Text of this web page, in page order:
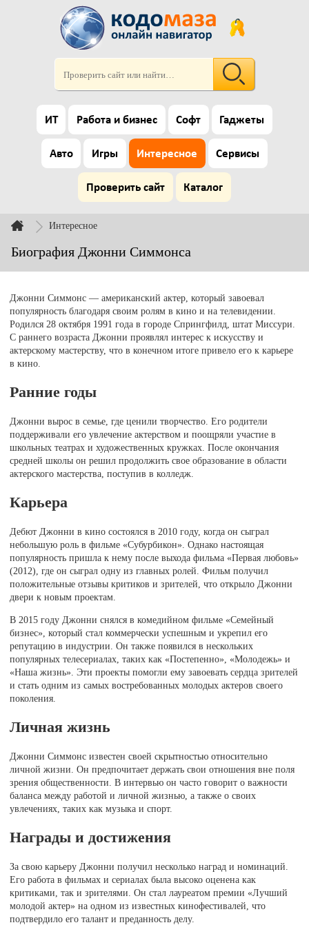
ИТ Работа и бизнес Софт Гаджеты
Авто Игры Интересное Сервисы
Проверить сайт Каталог
Интересное
Биография Джонни Симмонса
Джонни Симмонс — американский актер, который завоевал
популярность благодаря своим ролям в кино и на телевидении.
Родился 28 октября 1991 года в городе Спрингфилд, штат Миссури.
С раннего возраста Джонни проявлял интерес к искусству и
актерскому мастерству, что в конечном итоге привело его к карьере
в кино.
Ранние годы
Джонни вырос в семье, где ценили творчество. Его родители
поддерживали его увлечение актерством и поощряли участие в
школьных театрах и художественных кружках. После окончания
средней школы он решил продолжить свое образование в области
актерского мастерства, поступив в колледж.
Карьера
Дебют Джонни в кино состоялся в 2010 году, когда он сыграл
небольшую роль в фильме «Субурбикон». Однако настоящая
популярность пришла к нему после выхода фильма «Первая любовь»
(2012), где он сыграл одну из главных ролей. Фильм получил
положительные отзывы критиков и зрителей, что открыло Джонни
двери к новым проектам.
В 2015 году Джонни снялся в комедийном фильме «Семейный
бизнес», который стал коммерчески успешным и укрепил его
репутацию в индустрии. Он также появился в нескольких
популярных телесериалах, таких как «Постепенно», «Молодежь» и
«Наша жизнь». Эти проекты помогли ему завоевать сердца зрителей
и стать одним из самых востребованных молодых актеров своего
поколения.
Личная жизнь
Джонни Симмонс известен своей скрытностью относительно
личной жизни. Он предпочитает держать свои отношения вне поля
зрения общественности. В интервью он часто говорит о важности
баланса между работой и личной жизнью, а также о своих
увлечениях, таких как музыка и спорт.
Награды и достижения
За свою карьеру Джонни получил несколько наград и номинаций.
Его работа в фильмах и сериалах была высоко оценена как
критиками, так и зрителями. Он стал лауреатом премии «Лучший
молодой актер» на одном из известных кинофестивалей, что
подтвердило его талант и преданность делу.